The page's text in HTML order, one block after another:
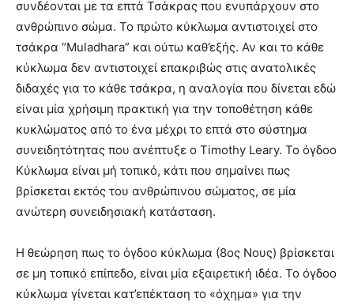
συνδέονται με τα επτά Τσάκρας που ενυπάρχουν στο
ανθρώπινο σώμα. Το πρώτο κύκλωμα αντιστοιχεί στο
τσάκρα “Muladhara” και ούτω καθ’εξής. Αν και το κάθε
κύκλωμα δεν αντιστοιχεί επακριβώς στις ανατολικές
διδαχές για το κάθε τσάκρα, η αναλογία που δίνεται εδώ
είναι μία χρήσιμη πρακτική για την τοποθέτηση κάθε
κυκλώματος από το ένα μέχρι το επτά στο σύστημα
συνειδητότητας που ανέπτυξε ο Timothy Leary. Το όγδοο
Κύκλωμα είναι μή τοπικό, κάτι που σημαίνει πως
βρίσκεται εκτός του ανθρώπινου σώματος, σε μία
ανώτερη συνειδησιακή κατάσταση.
Η θεώρηση πως το όγδοο κύκλωμα (8ος Νους) βρίσκεται
σε μη τοπικό επίπεδο, είναι μία εξαιρετική ιδέα. Το όγδοο
κύκλωμα γίνεται κατ’επέκταση το «όχημα» για την